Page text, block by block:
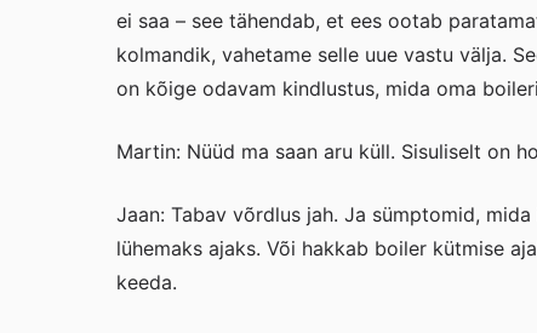
ei saa – see tähendab, et ees ootab
kolmandik, vahetame selle uue vastu välja.
on kõige odavam kindlustus, mida oma
Martin: Nüüd ma saan aru küll. Sisuliselt on
Jaan: Tabav võrdlus jah. Ja sümptomid,
lühemaks ajaks. Või hakkab boiler kütmise
keeda.